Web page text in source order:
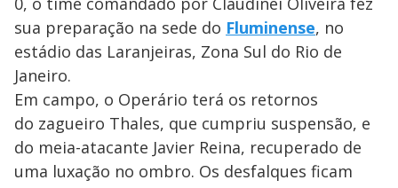
sua preparação na sede do Fluminense, no
estádio das Laranjeiras, Zona Sul do Rio de
Janeiro.
Em campo, o Operário terá os retornos
do zagueiro Thales, que cumpriu suspensão, e
do meia-atacante Javier Reina, recuperado de
uma luxação no ombro. Os desfalques ficam